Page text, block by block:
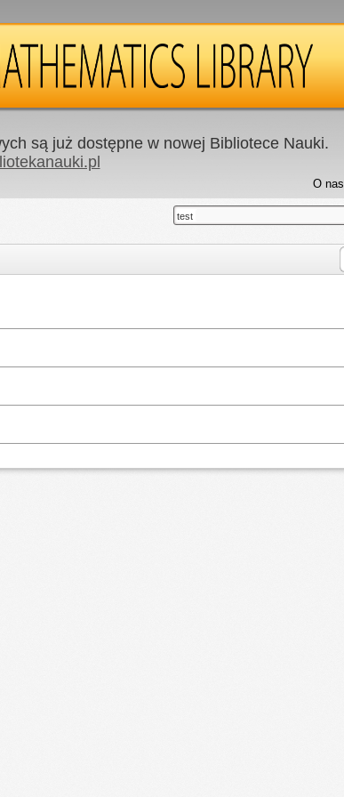
są już dostępne w nowej Bibliotece Nauki.
O nas
test